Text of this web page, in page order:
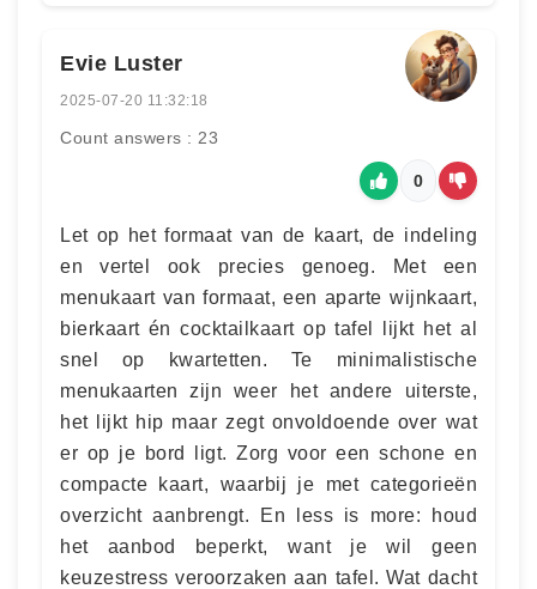
Evie Luster
2025-07-20 11:32:18
Count answers : 23
0
Let op het formaat van de kaart, de indeling
en vertel ook precies genoeg. Met een
menukaart van formaat, een aparte wijnkaart,
bierkaart én cocktailkaart op tafel lijkt het al
snel op kwartetten. Te minimalistische
menukaarten zijn weer het andere uiterste,
het lijkt hip maar zegt onvoldoende over wat
er op je bord ligt. Zorg voor een schone en
compacte kaart, waarbij je met categorieën
overzicht aanbrengt. En less is more: houd
het aanbod beperkt, want je wil geen
keuzestress veroorzaken aan tafel. Wat dacht